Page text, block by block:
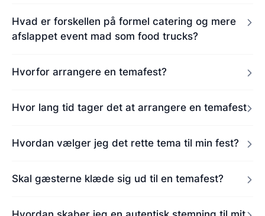
Hvad er forskellen på formel catering og mere
afslappet event mad som food trucks?
Hvorfor arrangere en temafest?
Hvor lang tid tager det at arrangere en temafest
Hvordan vælger jeg det rette tema til min fest?
Skal gæsterne klæde sig ud til en temafest?